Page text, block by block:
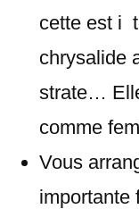
cette est i
chrysalide
strate…
comme
Vous
importante